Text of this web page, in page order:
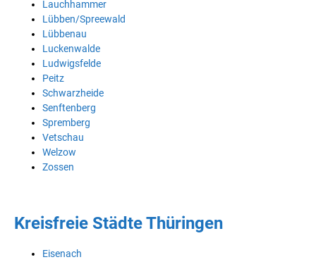
Lauchhammer
Lübben/Spreewald
Lübbenau
Luckenwalde
Ludwigsfelde
Peitz
Schwarzheide
Senftenberg
Spremberg
Vetschau
Welzow
Zossen
Kreisfreie Städte Thüringen
Eisenach